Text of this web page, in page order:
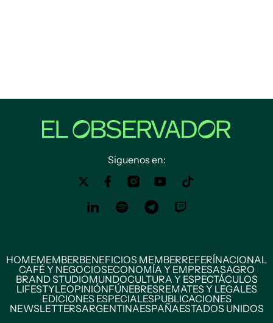
Siguenos en:
HOMEMEMBERBENEFICIOS MEMBERREFERÍNACIONAL
CAFÉ Y NEGOCIOSECONOMÍA Y EMPRESASAGRO
BRAND STUDIOMUNDOCULTURA Y ESPECTÁCULOS
LIFESTYLEOPINIÓNFÚNEBRESREMATES Y LEGALES
EDICIONES ESPECIALESPUBLICACIONES
NEWSLETTERSARGENTINAESPAÑAESTADOS UNIDOS